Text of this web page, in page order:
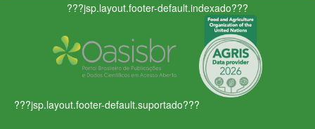
???jsp.layout.footer-default.indexado???
???jsp.layout.footer-default.suportado???